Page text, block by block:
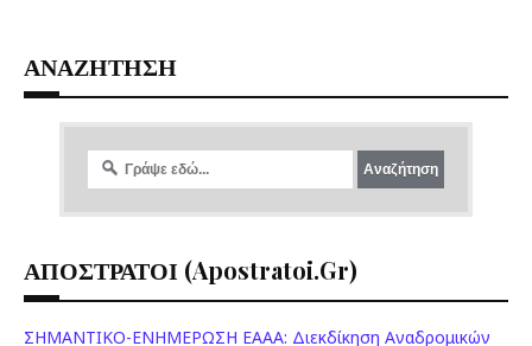
ΑΝΑΖΗΤΗΣΗ
ΑΠΟΣΤΡΑΤΟΙ (apostratoi.gr)
ΣΗΜΑΝΤΙΚΟ-ΕΝΗΜΕΡΩΣΗ ΕΑΑΑ: Διεκδίκηση Αναδρομικών